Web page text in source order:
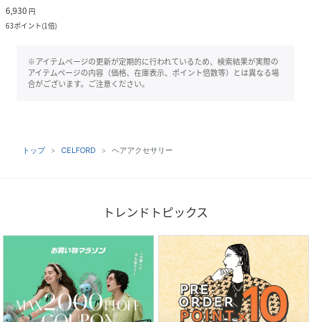
6,930 円
63ポイント(1倍)
※アイテムページの更新が定期的に行われているため、検索結果が実際の
アイテムページの内容（価格、在庫表示、ポイント倍数等）とは異なる場
合がございます。ご注意ください。
トップ CELFORD ヘアアクセサリー
トレンドトピックス